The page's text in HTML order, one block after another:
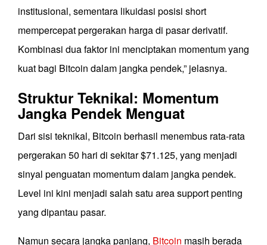
institusional, sementara likuidasi posisi short
mempercepat pergerakan harga di pasar derivatif.
Kombinasi dua faktor ini menciptakan momentum yang
kuat bagi Bitcoin dalam jangka pendek,” jelasnya.
Struktur Teknikal: Momentum
Jangka Pendek Menguat
Dari sisi teknikal, Bitcoin berhasil menembus rata-rata
pergerakan 50 hari di sekitar $71.125, yang menjadi
sinyal penguatan momentum dalam jangka pendek.
Level ini kini menjadi salah satu area support penting
yang dipantau pasar.
Namun secara jangka panjang, Bitcoin masih berada